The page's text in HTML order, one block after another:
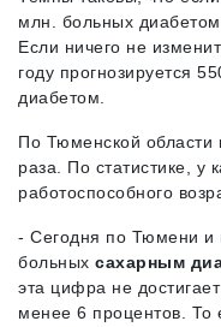
млн. больных
Если ничего не
году прогнозируется
диабетом.
По Тюменской области
раза. По статистике, у
работоспособного
- Сегодня по Тюмени и
больных сахарным
эта цифра не
менее 6 процентов. То